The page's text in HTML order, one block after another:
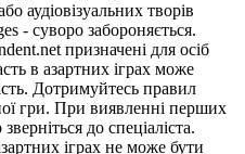
аудіовізуальних творів
- суворо забороняється.
призначені для осіб
в азартних іграх може
Дотримуйтесь правил
гри. При виявленні перших
до спеціаліста.
іграх не може бути